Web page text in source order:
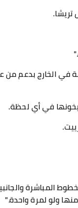
الخارج بدعم من
في أي لحظة.
والجانبية
ولو لمرة واحدة."